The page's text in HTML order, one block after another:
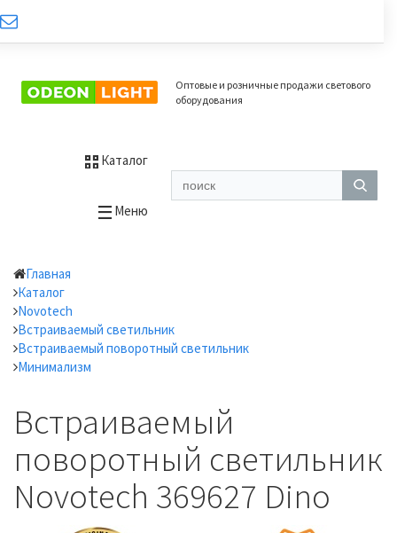
Оптовые и розничные продажи светового
оборудования
Каталог
Меню
Главная
Каталог
Novotech
Встраиваемый светильник
Встраиваемый поворотный светильник
Минимализм
Встраиваемый
поворотный светильник
Novotech 369627 Dino